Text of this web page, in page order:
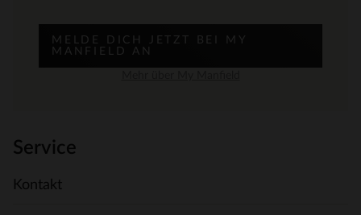
MELDE DICH JETZT BEI MY
MANFIELD AN
Service
Kontakt